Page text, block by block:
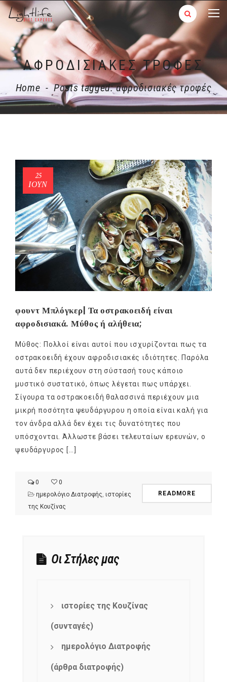
ΑΦΡΟΔΙΣΙΑΚΈΣ ΤΡΟΦΈΣ
Home - Posts tagged: αφροδισιακές τροφές
25
ΙΟΎΝ
φουντ Μπλόγκερ| Τα οστρακοειδή είναι
αφροδισιακά. Μύθος ή αλήθεια;
Μύθος: Πολλοί είναι αυτοί που ισχυρίζονται πως τα
οστρακοειδή έχουν αφροδισιακές ιδιότητες. Παρόλα
αυτά δεν περιέχουν στη σύστασή τους κάποιο
μυστικό συστατικό, όπως λέγεται πως υπάρχει.
Σίγουρα τα οστρακοειδή θαλασσινά περιέχουν μια
μικρή ποσότητα ψευδάργυρου η οποία είναι καλή για
τον άνδρα αλλά δεν έχει τις δυνατότητες που
υπόσχονται. Άλλωστε βάσει τελευταίων ερευνών, ο
ψευδάργυρος […]
0
0
ημερολόγιο Διατροφής ιστορίες
της Κουζίνας
READMORE
Οι Στήλες μας
ιστορίες της Κουζίνας
(συνταγές)
ημερολόγιο Διατροφής
(άρθρα διατροφής)